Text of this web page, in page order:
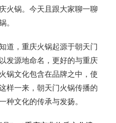
火锅。今天且跟大家聊一聊
。
道，重庆火锅起源于朝天门
发源地命名，更好的与重庆
锅文化包含在品牌之中，使
样一来，朝天门火锅传播的
种文化的传承与发扬。